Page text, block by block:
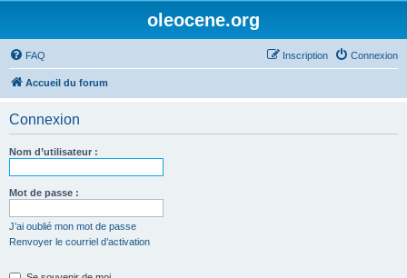
oleocene.org
FAQ Connexion
Inscription
Accueil du forum
Connexion
Nom d’utilisateur :
Mot de passe :
J’ai oublié mon mot de passe
Renvoyer le courriel d’activation